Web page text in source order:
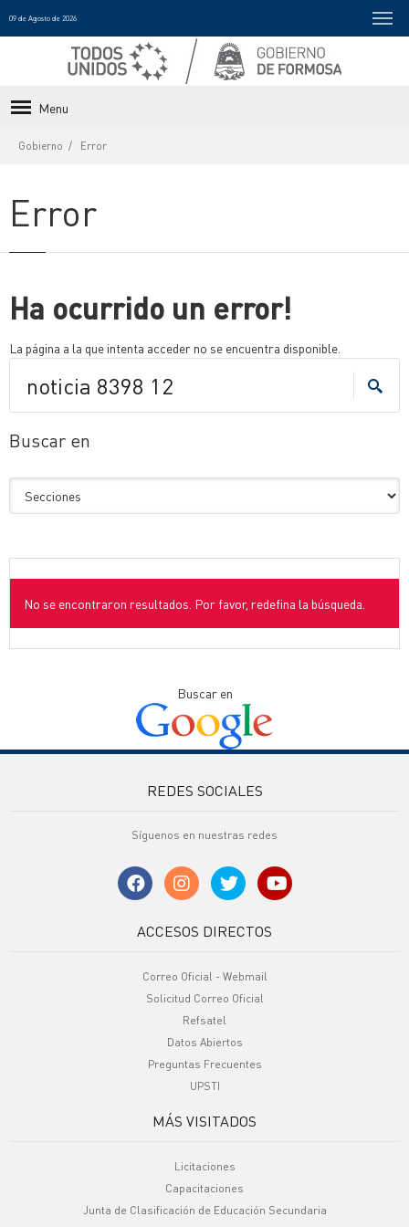
09 de Agosto de 2026
Menu
Gobierno Error
Error
Ha ocurrido un error!
La página a la que intenta acceder no se encuentra disponible.
Buscar en
No se encontraron resultados. Por favor, redefina la búsqueda.
Buscar en
REDES SOCIALES
Síguenos en nuestras redes
ACCESOS DIRECTOS
Correo Oficial - Webmail
Solicitud Correo Oficial
Refsatel
Datos Abiertos
Preguntas Frecuentes
UPSTI
MÁS VISITADOS
Licitaciones
Capacitaciones
Junta de Clasificación de Educación Secundaria